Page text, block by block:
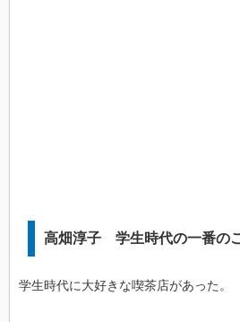
高畑淳子 学生時代の一番の
学生時代に大好きな喫茶店があった。